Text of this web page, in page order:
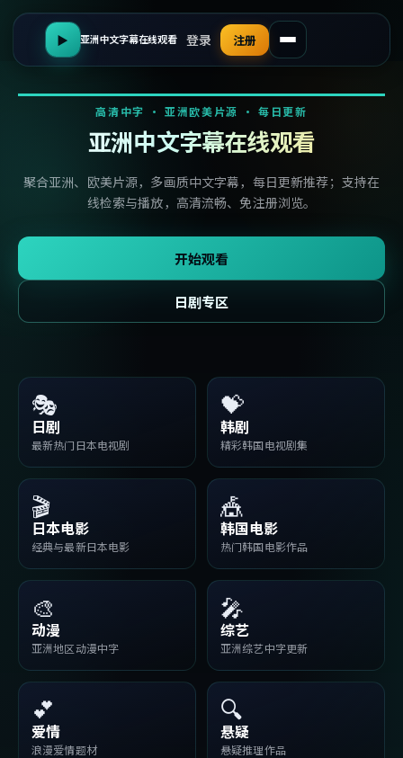
▶ 亚洲中文字幕在线观看 登录 注册
高清中字 · 亚洲欧美片源 · 每日更新
亚洲中文字幕在线观看
聚合亚洲、欧美片源，多画质中文字幕，每日更新推荐；支持在
线检索与播放，高清流畅、免注册浏览。
开始观看
日剧专区
🎭
日剧
最新热门日本电视剧
💝
韩剧
精彩韩国电视剧集
🎬
日本电影
经典与最新日本电影
🎪
韩国电影
热门韩国电影作品
🎨
动漫
亚洲地区动漫中字
🎤
综艺
亚洲综艺中字更新
💕
爱情
浪漫爱情题材
🔍
悬疑
悬疑推理作品